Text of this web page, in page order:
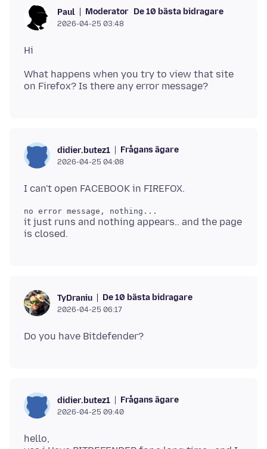
Paul Moderator De 10 bästa bidragare
2026-04-25 03:48
What happens when you try to view that site
didier.butez1 Frågans ägare
2026-04-25 04:08
it just runs and nothing appears.. and the page
TyDraniu De 10 bästa bidragare
2026-04-25 06:17
didier.butez1 Frågans ägare
2026-04-25 09:40
hello,